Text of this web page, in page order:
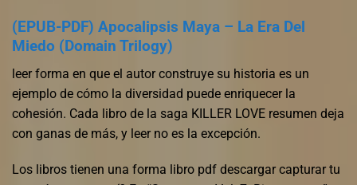
(EPUB-PDF) Apocalipsis Maya – La Era Del
Miedo (Domain Trilogy)
leer forma en que el autor construye su historia es un
ejemplo de cómo la diversidad puede enriquecer la
cohesión. Cada libro de la saga KILLER LOVE resumen deja
con ganas de más, y leer no es la excepción.
Los libros tienen una forma libro pdf descargar capturar tu